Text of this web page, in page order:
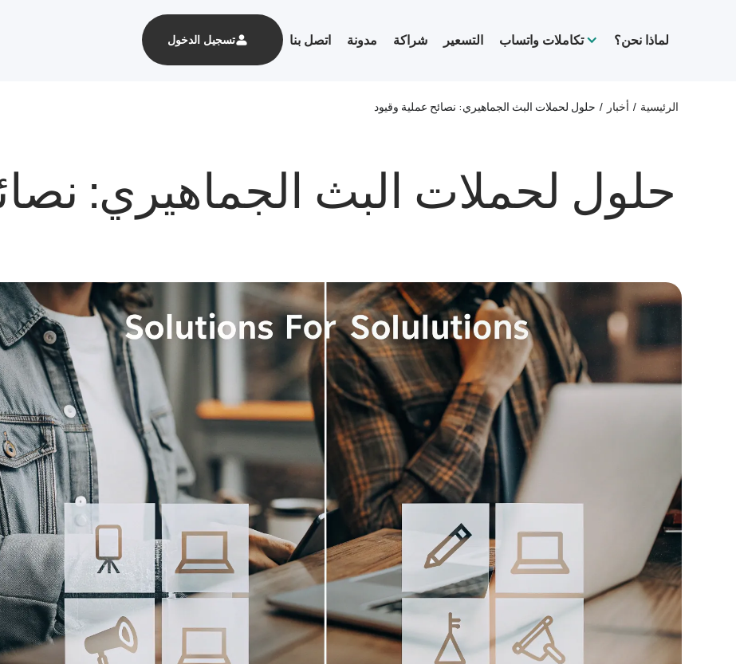
لماذا نحن؟ تكاملات واتساب التسعير شراكة مدونة اتصل بنا تسجيل الدخول
الرئيسية / أخبار / حلول لحملات البث الجماهيري: نصائح عملية وقيود
حلول لحملات البث الجماهيري: